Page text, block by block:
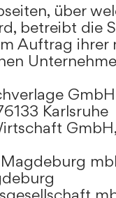
über
betreibt die
Auftrag ihrer
GmbH
Karlsruhe